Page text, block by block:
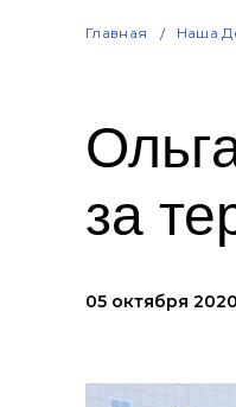
Главная Наша
за
05 октября